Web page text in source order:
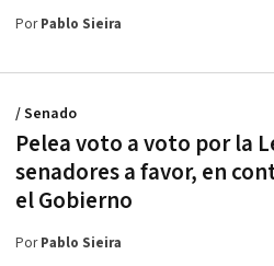
PorPablo Sieira
Pelea voto a voto por la
senadores a favor, en
el Gobierno
/ Senado
PorPablo Sieira